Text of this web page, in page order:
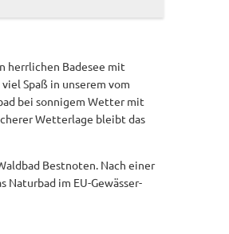
herrlichen Badesee mit
Spaß in unserem vom
bei sonnigem Wetter mit
Wetterlage bleibt das
Bestnoten. Nach einer
Naturbad im EU-Gewässer-